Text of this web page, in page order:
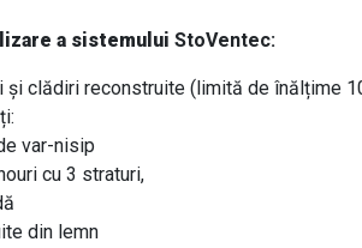
a sistemului StoVentec:
și clădiri reconstruite (limită de înălțime
var-nisip
cu 3 straturi,
din lemn